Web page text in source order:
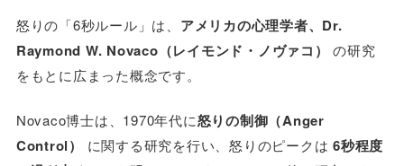
怒りの「6秒ルール」は、 アメリカの心理学者、Dr.
Raymond W. Novaco（レイモンド・ノヴァコ）
の研究
をもとに広まった概念です。
Novaco博士は、1970年代に怒りの制御（Anger
Control）
に関する研究を行い、怒りのピークは6秒程度